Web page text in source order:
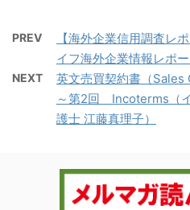
PREV
【海外企業信用調査
イフ海外企業情報レポー
NEXT
英文売買契約書（
～第2回 Incoterms（
護士 江藤真理子）